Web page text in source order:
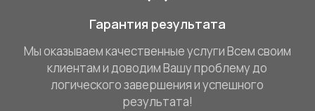
Гарантия результата
Мы оказываем качественные услуги Всем своим
клиентам и доводим Вашу проблему до
логического завершения и успешного
результата!